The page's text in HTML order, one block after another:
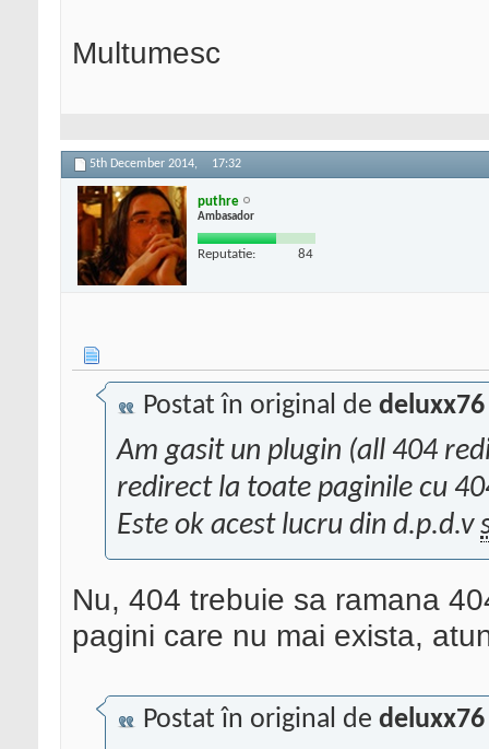
Multumesc
5th December 2014, 17:32
puthre
Ambasador
Reputatie: 84
Postat în original de deluxx76
Am gasit un plugin (all 404
redirect la toate paginile cu
Este ok acest lucru din d.p.d.v
Nu, 404 trebuie sa ramana
pagini care nu mai exista,
Postat în original de deluxx76